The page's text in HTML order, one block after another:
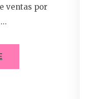
ventas por
…